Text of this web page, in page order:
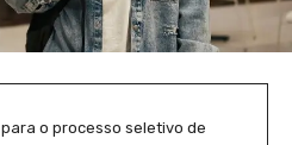
o processo seletivo de